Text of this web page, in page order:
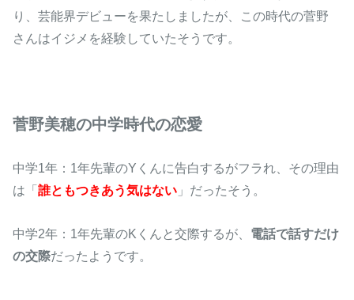
り、芸能界デビューを果たしましたが、この時代の菅野
さんはイジメを経験していたそうです。
菅野美穂の中学時代の恋愛
中学1年：1年先輩のYくんに告白するがフラれ、その理由
は「誰ともつきあう気はない 」だったそう。
中学2年：1年先輩のKくんと交際するが、 電話で話すだけ
の交際だったようです。